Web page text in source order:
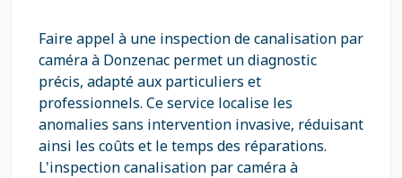
Faire appel à une inspection de canalisation par
caméra à Donzenac permet un diagnostic
précis, adapté aux particuliers et
professionnels. Ce service localise les
anomalies sans intervention invasive, réduisant
ainsi les coûts et le temps des réparations.
L'inspection canalisation par caméra à